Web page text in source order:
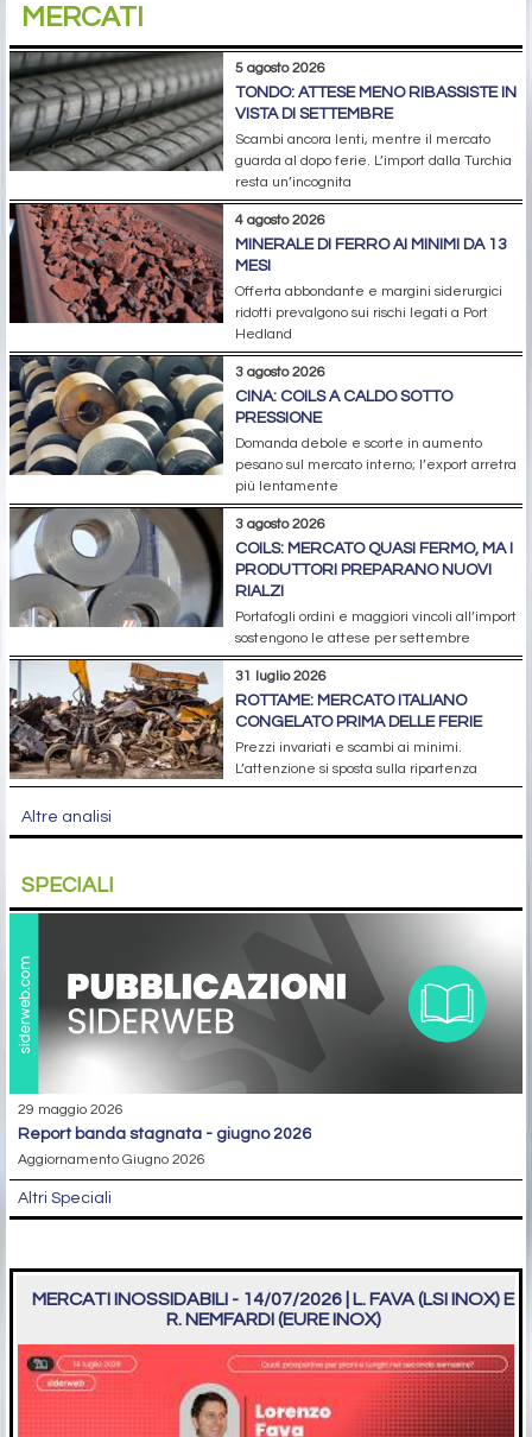
MERCATI
5 agosto 2026
TONDO: ATTESE MENO RIBASSISTE IN
VISTA DI SETTEMBRE
Scambi ancora lenti, mentre il mercato
guarda al dopo ferie. L’import dalla Turchia
resta un’incognita
4 agosto 2026
MINERALE DI FERRO AI MINIMI DA 13
MESI
Offerta abbondante e margini siderurgici
ridotti prevalgono sui rischi legati a Port
Hedland
3 agosto 2026
CINA: COILS A CALDO SOTTO
PRESSIONE
Domanda debole e scorte in aumento
pesano sul mercato interno; l’export arretra
più lentamente
3 agosto 2026
COILS: MERCATO QUASI FERMO, MA I
PRODUTTORI PREPARANO NUOVI
RIALZI
Portafogli ordini e maggiori vincoli all’import
sostengono le attese per settembre
31 luglio 2026
ROTTAME: MERCATO ITALIANO
CONGELATO PRIMA DELLE FERIE
Prezzi invariati e scambi ai minimi.
L’attenzione si sposta sulla ripartenza
Altre analisi
SPECIALI
29 maggio 2026
report banda stagnata - giugno 2026
Aggiornamento Giugno 2026
Altri Speciali
MERCATI INOSSIDABILI - 14/07/2026 | L. FAVA (LSI INOX) E
R. NEMFARDI (EURE INOX)